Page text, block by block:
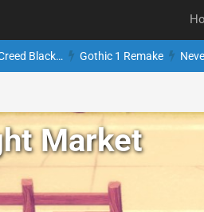
Black… Gothic 1 Remake
Market